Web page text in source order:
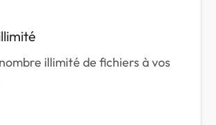
illimité de fichiers à vos